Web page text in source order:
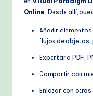
Online . Desde allí,
Añadir
flujos de
Exportar a PDF,
Compartir con
Enlazar con otros